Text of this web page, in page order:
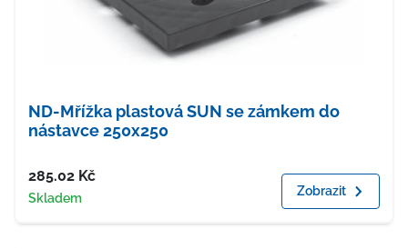
ND-Mřížka plastová SUN se zámkem do
nástavce 250x250
Cena
285.02 Kč
Dostupnost
Skladem Zobrazit